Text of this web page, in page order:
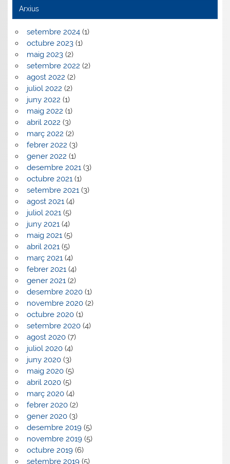
Arxius
setembre 2024(1)
octubre 2023(1)
maig 2023(2)
setembre 2022 (2)
agost 2022 (2)
juliol 2022 (2)
juny 2022 (1)
maig 2022 (1)
abril 2022 (3)
març 2022 (2)
febrer 2022 (3)
gener 2022 (1)
desembre 2021(3)
octubre 2021(1)
setembre 2021(3)
agost 2021(4)
juliol 2021(5)
juny 2021(4)
maig 2021(5)
abril 2021(5)
març 2021(4)
febrer 2021(4)
gener 2021(2)
desembre 2020(1)
novembre 2020(2)
octubre 2020(1)
setembre 2020(4)
agost 2020(7)
juliol 2020(4)
juny 2020(3)
maig 2020(5)
abril 2020(5)
març 2020(4)
febrer 2020(2)
gener 2020(3)
desembre 2019(5)
novembre 2019(5)
octubre 2019(6)
setembre 2019(5)